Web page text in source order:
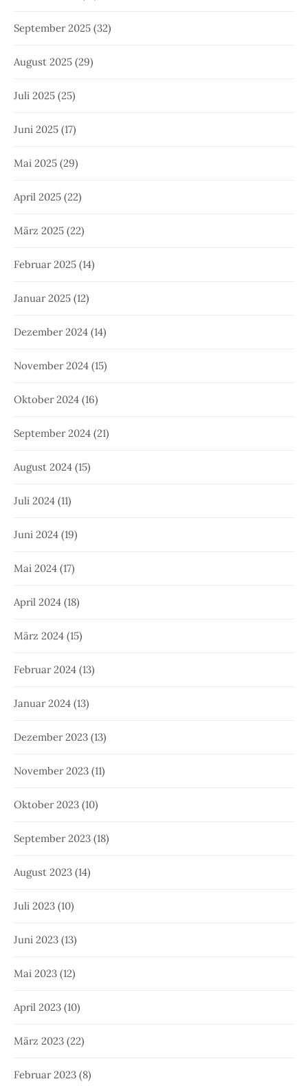
September 2025 (32)
August 2025 (29)
Juli 2025 (25)
Juni 2025 (17)
Mai 2025 (29)
April 2025 (22)
März 2025 (22)
Februar 2025 (14)
Januar 2025 (12)
Dezember 2024 (14)
November 2024 (15)
Oktober 2024 (16)
September 2024 (21)
August 2024 (15)
Juli 2024 (11)
Juni 2024 (19)
Mai 2024 (17)
April 2024 (18)
März 2024 (15)
Februar 2024 (13)
Januar 2024 (13)
Dezember 2023 (13)
November 2023 (11)
Oktober 2023 (10)
September 2023 (18)
August 2023 (14)
Juli 2023 (10)
Juni 2023 (13)
Mai 2023 (12)
April 2023 (10)
März 2023 (22)
Februar 2023 (8)